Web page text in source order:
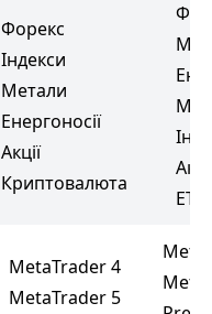
Форекс
Індекси
Метали
Енергоносії
Акції
Криптовалюта
ETF
MetaTrader 4
MetaTrader 5